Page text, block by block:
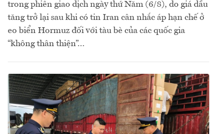
trong phiên giao dịch ngày thứ Năm (6/8), do giá dầu
tăng trở lại sau khi có tin Iran cân nhắc áp hạn chế ở
eo biển Hormuz đối với tàu bè của các quốc gia
“không thân thiện”...